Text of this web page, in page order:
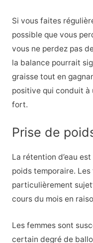
Si vous faites
possible que vous
vous ne perdez pas
la balance pourrait
graisse tout en
positive qui conduit à
fort.
Prise de
La rétention d’eau
poids temporaire.
particulièrement
cours du mois en
Les femmes sont
certain degré de